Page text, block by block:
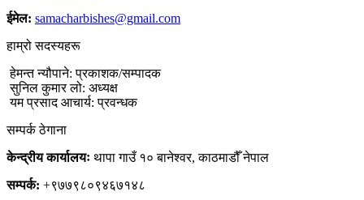
ईमेल: samacharbishes@gmail.com
हाम्रो सदस्यहरू
हेमन्त न्यौपाने: प्रकाशक/सम्पादक
सुनिल कुमार लो: अध्यक्ष
यम प्रसाद आचार्य: प्रवन्धक
सम्पर्क ठेगाना
केन्द्रीय कार्यालयः थापा गाउँ १० बानेश्वर, काठमाडौँ नेपाल
सम्पर्क: +९७७९८०९४६७१४८